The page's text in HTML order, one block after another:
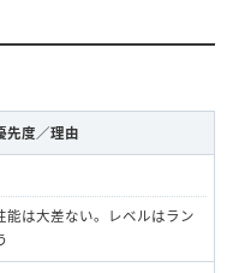
先度／理由
能は大差ない。レベルはラン